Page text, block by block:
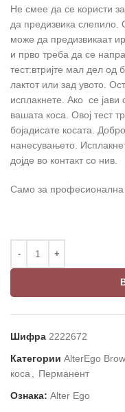
Не смее да се користи
да предизвика слепило.
може да предизвикаат
и прво треба да се
тест:втријте мал дел од
лактот или зад увото.
исплакнете. Ако се јави
вашата коса. Овој тест
бојадисате косата.
нанесувањето.
дојде во контакт со нив.
Само за професионална
Шифра 2222672
Категории AlterEgo
коса
Перманент
Ознака: Alter Ego